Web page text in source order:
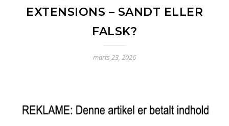
EXTENSIONS – SANDT ELLER
FALSK?
marts 23, 2026